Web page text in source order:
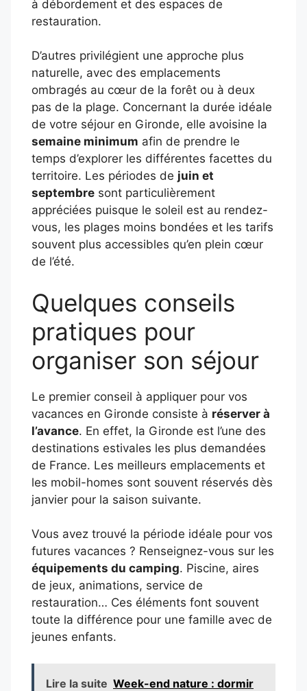
à débordement et des espaces de
restauration.
D’autres privilégient une approche plus
naturelle, avec des emplacements
ombragés au cœur de la forêt ou à deux
pas de la plage. Concernant la durée idéale
de votre séjour en Gironde, elle avoisine la
semaine minimum afin de prendre le
temps d’explorer les différentes facettes du
territoire. Les périodes de juin et
septembre sont particulièrement
appréciées puisque le soleil est au rendez-
vous, les plages moins bondées et les tarifs
souvent plus accessibles qu’en plein cœur
de l’été.
Quelques conseils
pratiques pour
organiser son séjour
Le premier conseil à appliquer pour vos
vacances en Gironde consiste à réserver à
l’avance. En effet, la Gironde est l’une des
destinations estivales les plus demandées
de France. Les meilleurs emplacements et
les mobil-homes sont souvent réservés dès
janvier pour la saison suivante.
Vous avez trouvé la période idéale pour vos
futures vacances ? Renseignez-vous sur les
équipements du camping. Piscine, aires
de jeux, animations, service de
restauration… Ces éléments font souvent
toute la différence pour une famille avec de
jeunes enfants.
Lire la suite Week-end nature : dormir